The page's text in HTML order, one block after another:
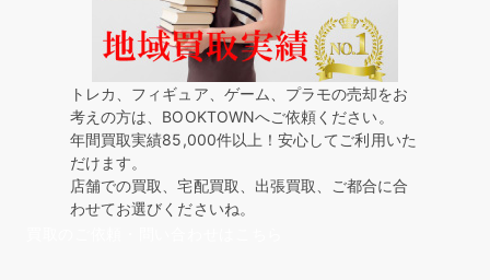
トレカ、フィギュア、ゲーム、プラモの売却をお
考えの方は、BOOKTOWNへご依頼ください。
年間買取実績85,000件以上！安心してご利用いた
だけます。
店舗での買取、宅配買取、出張買取、ご都合に合
わせてお選びくださいね。